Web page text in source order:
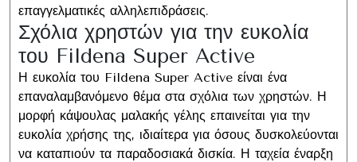
επαγγελματικές αλληλεπιδράσεις.
Σχόλια χρηστών για την ευκολία
του Fildena Super Active
Η ευκολία του Fildena Super Active είναι ένα
επαναλαμβανόμενο θέμα στα σχόλια των χρηστών. Η
μορφή κάψουλας μαλακής γέλης επαινείται για την
ευκολία χρήσης της, ιδιαίτερα για όσους δυσκολεύονται
να καταπιούν τα παραδοσιακά δισκία. Η ταχεία έναρξη